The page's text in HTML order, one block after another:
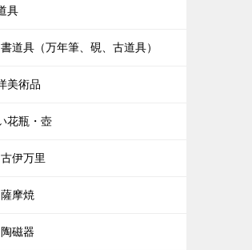
具
書道具（万年筆、硯、古道具）
美術品
花瓶・壺
古伊万里
薩摩焼
陶磁器